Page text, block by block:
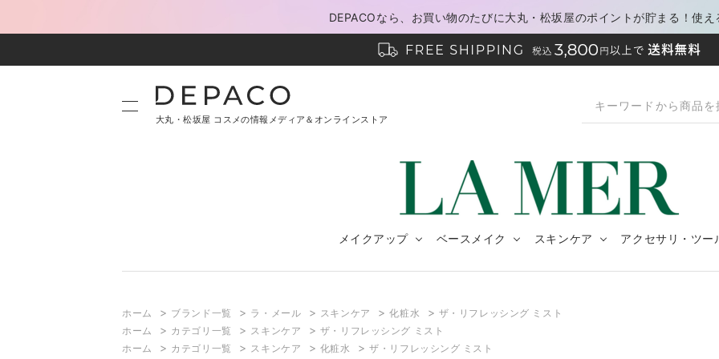
DEPACOなら、お買い物のたびに大丸・松坂屋のポイントが貯まる！使え
大丸・松坂屋 コスメの情報メディア＆オンラインストア
メイクアップ ベースメイク スキンケア アクセサリ・ツー
ホーム > ブランド一覧 > ラ・メール > スキンケア >化粧水 > ザ・リフレッシング ミスト
ホーム
> カテゴリ一覧 > スキンケア > ザ・リフレッシング ミスト
ホーム
> カテゴリ一覧 > スキンケア > 化粧水 >ザ・リフレッシング ミスト